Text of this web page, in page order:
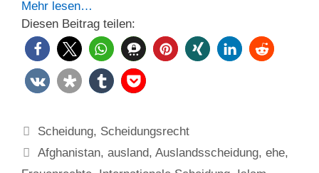
Mehr lesen…
Diesen Beitrag teilen:
Kategorien
Scheidung, Scheidungsrecht
Schlagwörter
Afghanistan,ausland,Auslandsscheidung,ehe,